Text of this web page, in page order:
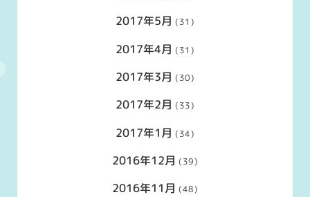
2017年5月 (31)
2017年4月 (31)
2017年3月 (30)
2017年2月 (33)
2017年1月 (34)
2016年12月 (39)
2016年11月 (48)